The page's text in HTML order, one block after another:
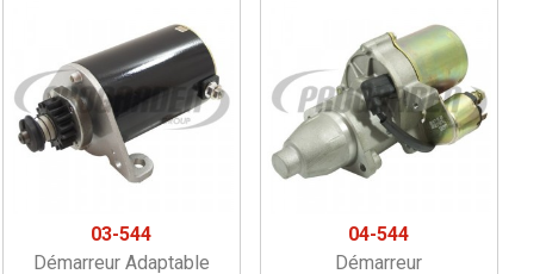
03-544
Démarreur Adaptable
04-544
Démarreur